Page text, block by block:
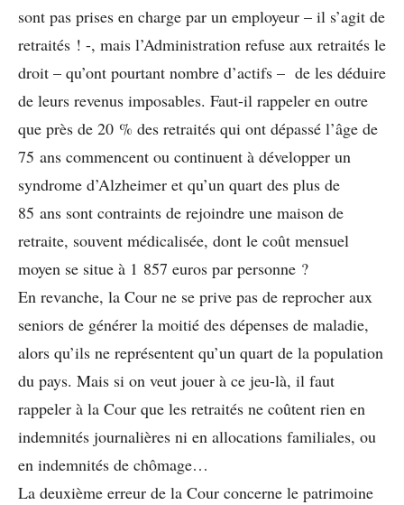
sont pas prises en charge par un employeur – il s’agit de
retraités ! -, mais l’Administration refuse aux retraités le
droit – qu’ont pourtant nombre d’actifs – de les déduire
de leurs revenus imposables. Faut-il rappeler en outre
que près de 20 % des retraités qui ont dépassé l’âge de
75 ans commencent ou continuent à développer un
syndrome d’Alzheimer et qu’un quart des plus de
85 ans sont contraints de rejoindre une maison de
retraite, souvent médicalisée, dont le coût mensuel
moyen se situe à 1 857 euros par personne ?
En revanche, la Cour ne se prive pas de reprocher aux
seniors de générer la moitié des dépenses de maladie,
alors qu’ils ne représentent qu’un quart de la population
du pays. Mais si on veut jouer à ce jeu-là, il faut
rappeler à la Cour que les retraités ne coûtent rien en
indemnités journalières ni en allocations familiales, ou
en indemnités de chômage…
La deuxième erreur de la Cour concerne le patrimoine